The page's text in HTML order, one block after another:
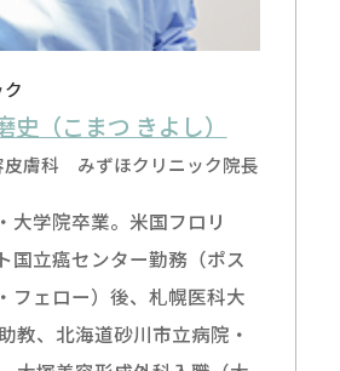
（こまつ きよし）
皮膚科 みずほクリニック院長
大学院卒業。米国フロリ
国立癌センター勤務（ポス
フェロー）後、札幌医科大
教、北海道砂川市立病院・